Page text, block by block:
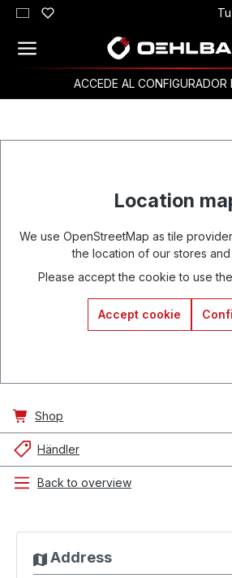
Saltar al contenido principal
ACCEDE AL CONFIGURADOR
Location
We use OpenStreetMap as tile
the location of our stores and
Please accept the cookie to use
Accept cookie
Shop
Händler
Back to overview
Address